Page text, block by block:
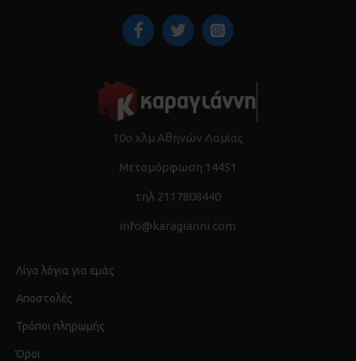
10ο χλμ Αθηνών Λαμίας
Μεταμόρφωση 14451
τηλ 2117808440
info@karagianni.com
Λίγα λόγια για εμάς
Αποστολές
Τρόποι πληρωμής
Όροι